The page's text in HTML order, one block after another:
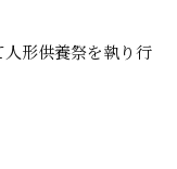
形供養祭を執り行